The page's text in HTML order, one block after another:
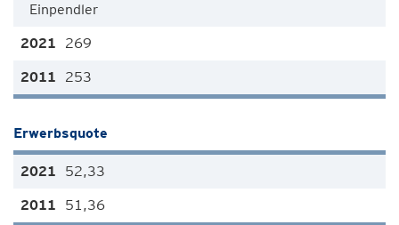
Einpendler
269
253
Erwerbsquote
52,33
51,36